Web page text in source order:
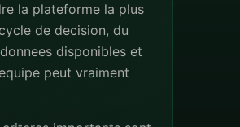
la plateforme la plus
de decision, du
disponibles et
peut vraiment